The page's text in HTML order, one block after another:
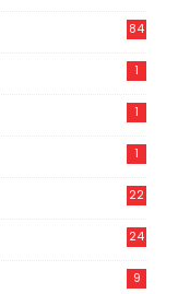
84
1
1
1
22
24
9